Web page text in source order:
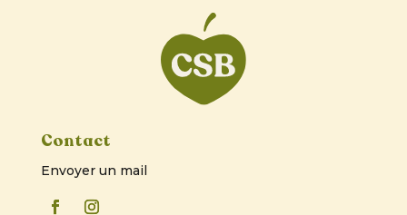
Contact
Envoyer un mail